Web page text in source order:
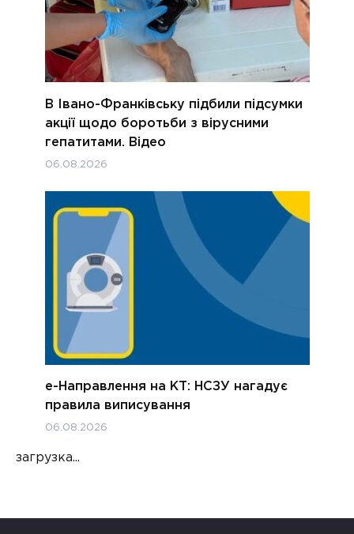
В Івано-Франківську підбили підсумки
акції щодо боротьби з вірусними
гепатитами. Відео
06.08.2026
е-Направлення на КТ: НСЗУ нагадує
правила виписування
06.08.2026
загрузка...